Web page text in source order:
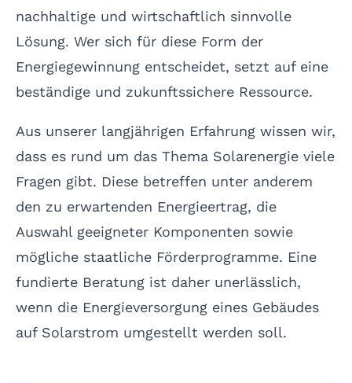
nachhaltige und wirtschaftlich sinnvolle
Lösung. Wer sich für diese Form der
Energiegewinnung entscheidet, setzt auf eine
beständige und zukunftssichere Ressource.
Aus unserer langjährigen Erfahrung wissen wir,
dass es rund um das Thema Solarenergie viele
Fragen gibt. Diese betreffen unter anderem
den zu erwartenden Energieertrag, die
Auswahl geeigneter Komponenten sowie
mögliche staatliche Förderprogramme. Eine
fundierte Beratung ist daher unerlässlich,
wenn die Energieversorgung eines Gebäudes
auf Solarstrom umgestellt werden soll.